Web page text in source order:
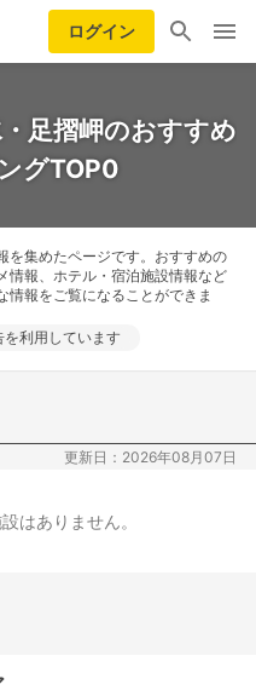
ログイン
足摺岬のおすすめ
グTOP0
を集めたページです。おすすめの
情報、ホテル・宿泊施設情報など
情報をご覧になることができま
利用しています
更新日：2026年08月07日
はありません。